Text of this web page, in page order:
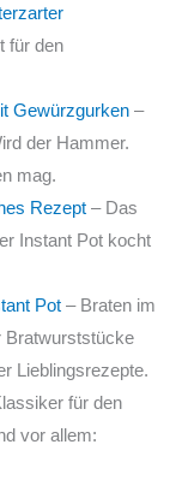
für den
Gewürzgurken–
der Hammer.
mag.
Rezept– Das
Instant Pot kocht
Pot– Braten im
Bratwurststücke
Lieblingsrezepte.
für den
vor allem: